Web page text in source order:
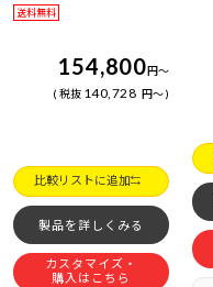
送料無料
154,800円～
税抜 140,728 円～
比較リストに追加
製品を詳しくみる
カスタマイズ・
購入はこちら